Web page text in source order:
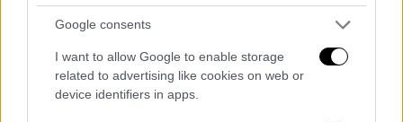
Google consents
I want to allow Google to enable storage
related to advertising like cookies on web or
device identifiers in apps.
Στο μεταξύ, σήμερα οι τουρκικές αρχές
μετανάστες νεκρούς στονΈβρο,
κατηγορώντας και πάλι την Ελλάδα ότι τους